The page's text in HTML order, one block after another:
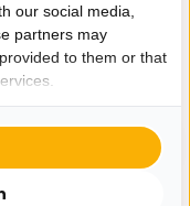
We zullen
our social media,
partners may
to them or that